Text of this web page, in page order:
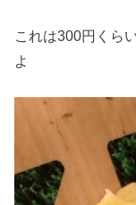
これは300円くら
よ